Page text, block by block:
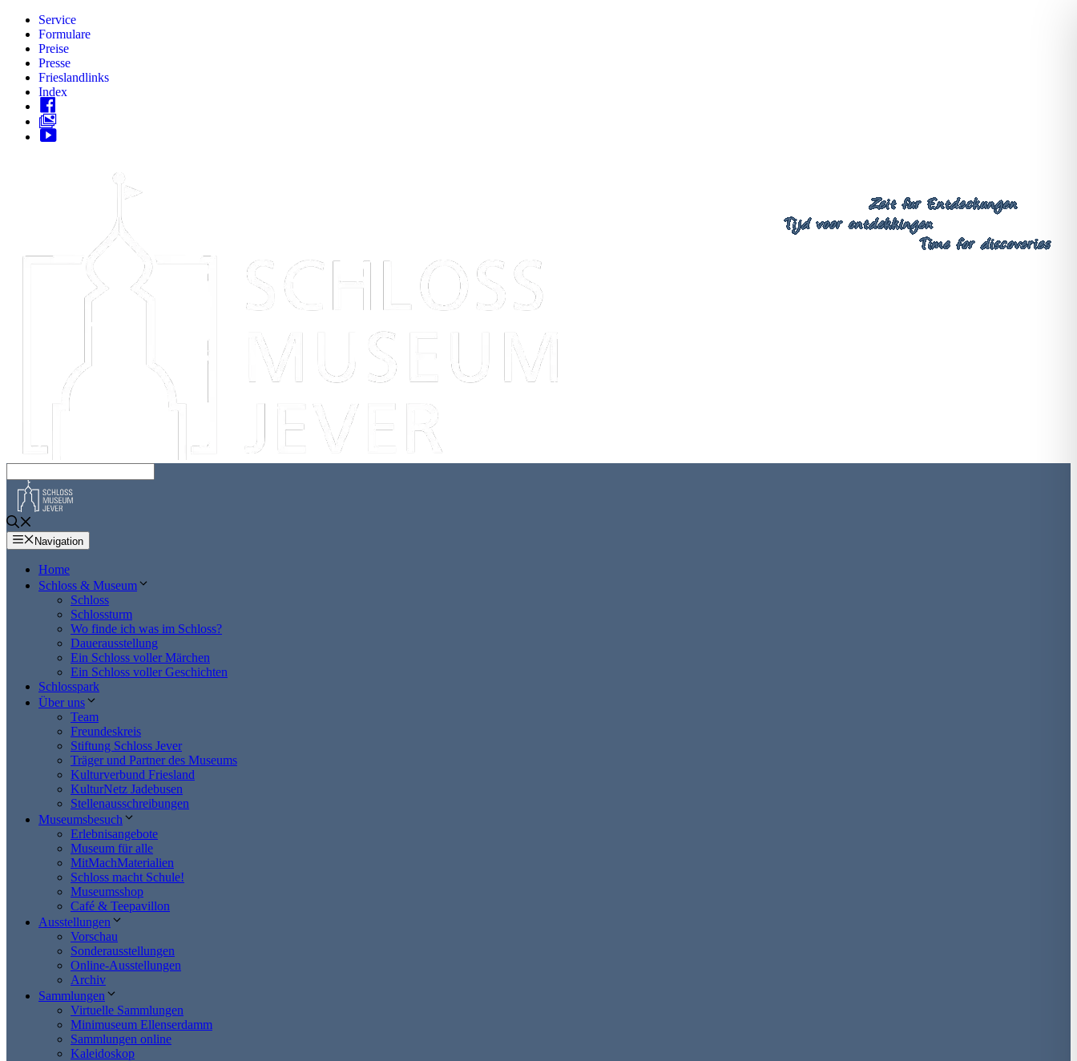
Zum
Inhalt
springen
Service
Formulare
Preise
Presse
Frieslandlinks
Index
Navigation
Home
Schloss & Museum
Schloss
Schlossturm
Wo finde ich was im Schloss?
Dauerausstellung
Ein Schloss voller Märchen
Ein Schloss voller Geschichten
Schlosspark
Über uns
Team
Freundeskreis
Stiftung Schloss Jever
Träger und Partner des Museums
Kulturverbund Friesland
KulturNetz Jadebusen
Stellenausschreibungen
Museumsbesuch
Erlebnisangebote
Museum für alle
MitMachMaterialien
Schloss macht Schule!
Museumsshop
Café & Teepavillon
Ausstellungen
Vorschau
Sonderausstellungen
Online-Ausstellungen
Archiv
Sammlungen
Virtuelle Sammlungen
Minimuseum Ellenserdamm
Sammlungen online
Kaleidoskop